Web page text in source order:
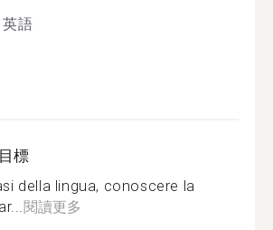
英語
標
della lingua, conoscere la
閱讀更多